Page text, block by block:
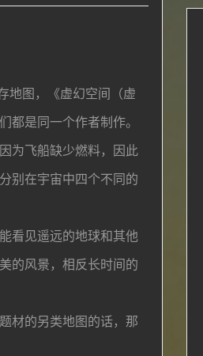
图，
《虚幻空间（虚
是同一个作者制作。
为飞船缺少燃料，因此
别在宇宙中四个不同的
看见遥远的地球和其他
的风景，相反长时间的
材的另类地图的话，那